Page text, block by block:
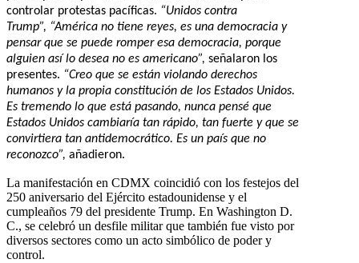
controlar protestas pacíficas. “Unidos contra
Trump”, “América no tiene reyes, es una democracia y
pensar que se puede romper esa democracia, porque
alguien así lo desea no es americano”, señalaron los
presentes. “Creo que se están violando derechos
humanos y la propia constitución de los Estados Unidos.
Es tremendo lo que está pasando, nunca pensé que
Estados Unidos cambiaría tan rápido, tan fuerte y que se
convirtiera tan antidemocrático. Es un país que no
reconozco”, añadieron.
La manifestación en CDMX coincidió con los festejos del
250 aniversario del Ejército estadounidense y el
cumpleaños 79 del presidente Trump. En Washington D.
C., se celebró un desfile militar que también fue visto por
diversos sectores como un acto simbólico de poder y
control.